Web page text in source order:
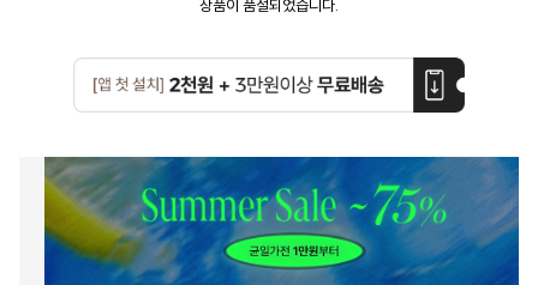
상품이 품절되었습니다.